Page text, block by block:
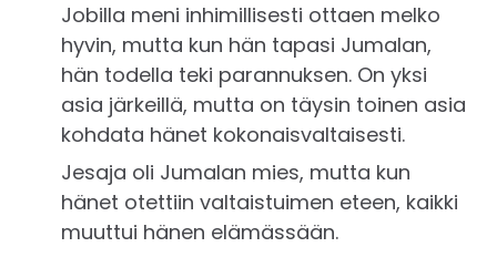
Jobilla meni inhimillisesti ottaen melko
hyvin, mutta kun hän tapasi Jumalan,
hän todella teki parannuksen. On yksi
asia järkeillä, mutta on täysin toinen asia
kohdata hänet kokonaisvaltaisesti.
Jesaja oli Jumalan mies, mutta kun
hänet otettiin valtaistuimen eteen, kaikki
muuttui hänen elämässään.